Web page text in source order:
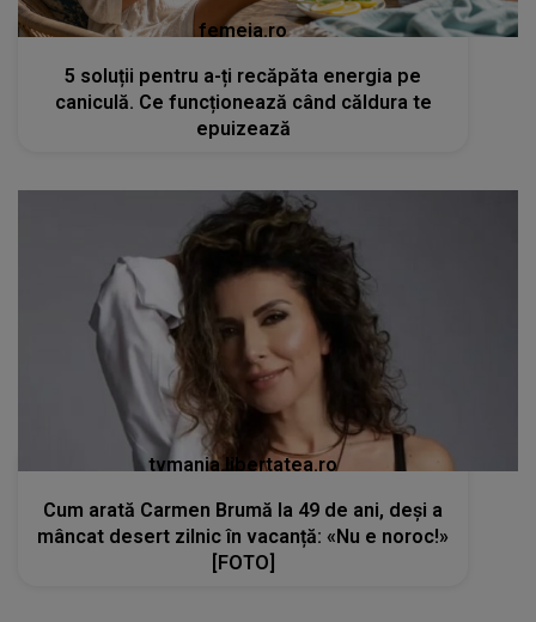
femeia.ro
5 soluții pentru a-ți recăpăta energia pe
caniculă. Ce funcționează când căldura te
epuizează
tvmania.libertatea.ro
Cum arată Carmen Brumă la 49 de ani, deși a
mâncat desert zilnic în vacanță: «Nu e noroc!»
[FOTO]